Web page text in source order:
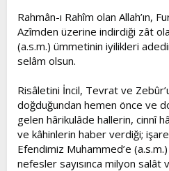
Rahmân-ı Rahîm olan Allah’ın,
Azîmden üzerine indirdiği zât
(a.s.m.) ümmetinin iyilikleri
selâm olsun.
Risâletini İncil, Tevrat ve
doğduğundan hemen önce ve
gelen hârikulâde hallerin, cinnî
ve kâhinlerin haber verdiği;
Efendimiz Muhammed’e
nefesler sayısınca milyon salât